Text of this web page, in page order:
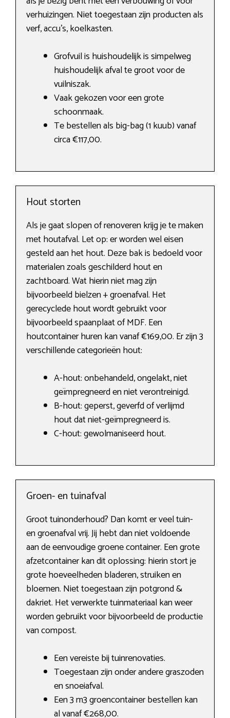
verhuizingen. Niet toegestaan zijn producten als
verf, accu’s, koelkasten.
Grofvuil is huishoudelijk is simpelweg
huishoudelijk afval te groot voor de
vuilniszak.
Vaak gekozen voor een grote
schoonmaak.
Te bestellen als big-bag (1 kuub) vanaf
circa €117,00.
Hout storten
Als je gaat slopen of renoveren krijg je te maken
met houtafval. Let op: er worden wel eisen
gesteld aan het hout. Deze bak is bedoeld voor
materialen zoals geschilderd hout en
zachtboard. Wat hierin niet mag zijn
bijvoorbeeld bielzen + groenafval. Het
gerecyclede hout wordt gebruikt voor
bijvoorbeeld spaanplaat of MDF. Een
houtcontainer huren kan vanaf €169,00. Er zijn 3
verschillende categorieën hout:
A-hout: onbehandeld, ongelakt, niet
geïmpregneerd en niet verontreinigd.
B-hout: geperst, geverfd of verlijmd
hout dat niet-geïmpregneerd is.
C-hout: gewolmaniseerd hout.
Groen- en tuinafval
Groot tuinonderhoud? Dan komt er veel tuin-
en groenafval vrij. Jij hebt dan niet voldoende
aan de eenvoudige groene container. Een grote
afzetcontainer kan dit oplossing: hierin stort je
grote hoeveelheden bladeren, struiken en
bloemen. Niet toegestaan zijn potgrond &
dakriet. Het verwerkte tuinmateriaal kan weer
worden gebruikt voor bijvoorbeeld de productie
van compost.
Een vereiste bij tuinrenovaties.
Toegestaan zijn onder andere graszoden
en snoeiafval.
Een 3 m3 groencontainer bestellen kan
al vanaf €268,00.